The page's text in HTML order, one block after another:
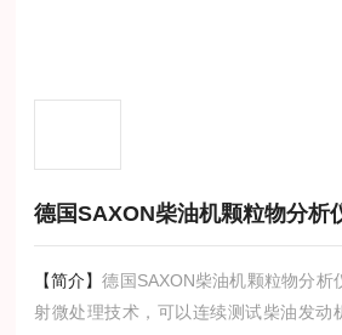
德国SAXON柴油机颗粒物分析
【简介】德国SAXON柴油机颗粒物分析
射微处理技术，可以连续测试柴油发动